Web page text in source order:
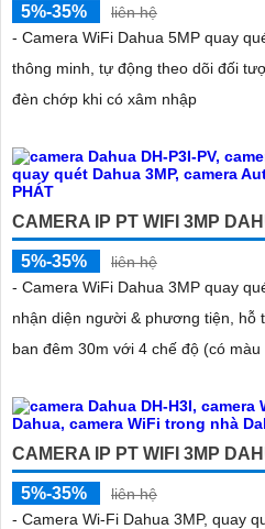
5%-35%
liên hệ
- Camera WiFi Dahua 5MP quay
thông minh, tự động theo dõi đối
đèn chớp khi có xâm nhập
CAMERA IP PT WIFI 3MP
5%-35%
liên hệ
- Camera WiFi Dahua 3MP quay
nhận diện người & phương tiện, hỗ
ban đêm 30m với 4 chế độ (có màu
CAMERA IP PT WIFI 3MP
5%-35%
liên hệ
- Camera Wi-Fi Dahua 3MP, quay